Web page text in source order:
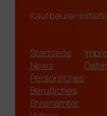
Kaufbeurer
Startseite
News
Persönliches
Berufliches
Ehrenämter